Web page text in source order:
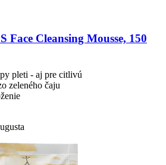
Face Cleansing Mousse, 150
pleti - aj pre citlivú
zeleného čaju